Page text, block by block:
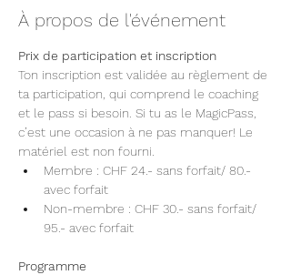
À propos de l'événement
Prix de participation et inscription
Ton inscription est validée au règlement de
ta participation, qui comprend le coaching
et le pass si besoin. Si tu as le MagicPass,
c’est une occasion à ne pas manquer! Le
matériel est non fourni.
Membre : CHF 24.- sans forfait/ 80.-
avec forfait
Non-membre : CHF 30.- sans forfait/
95.- avec forfait
Programme